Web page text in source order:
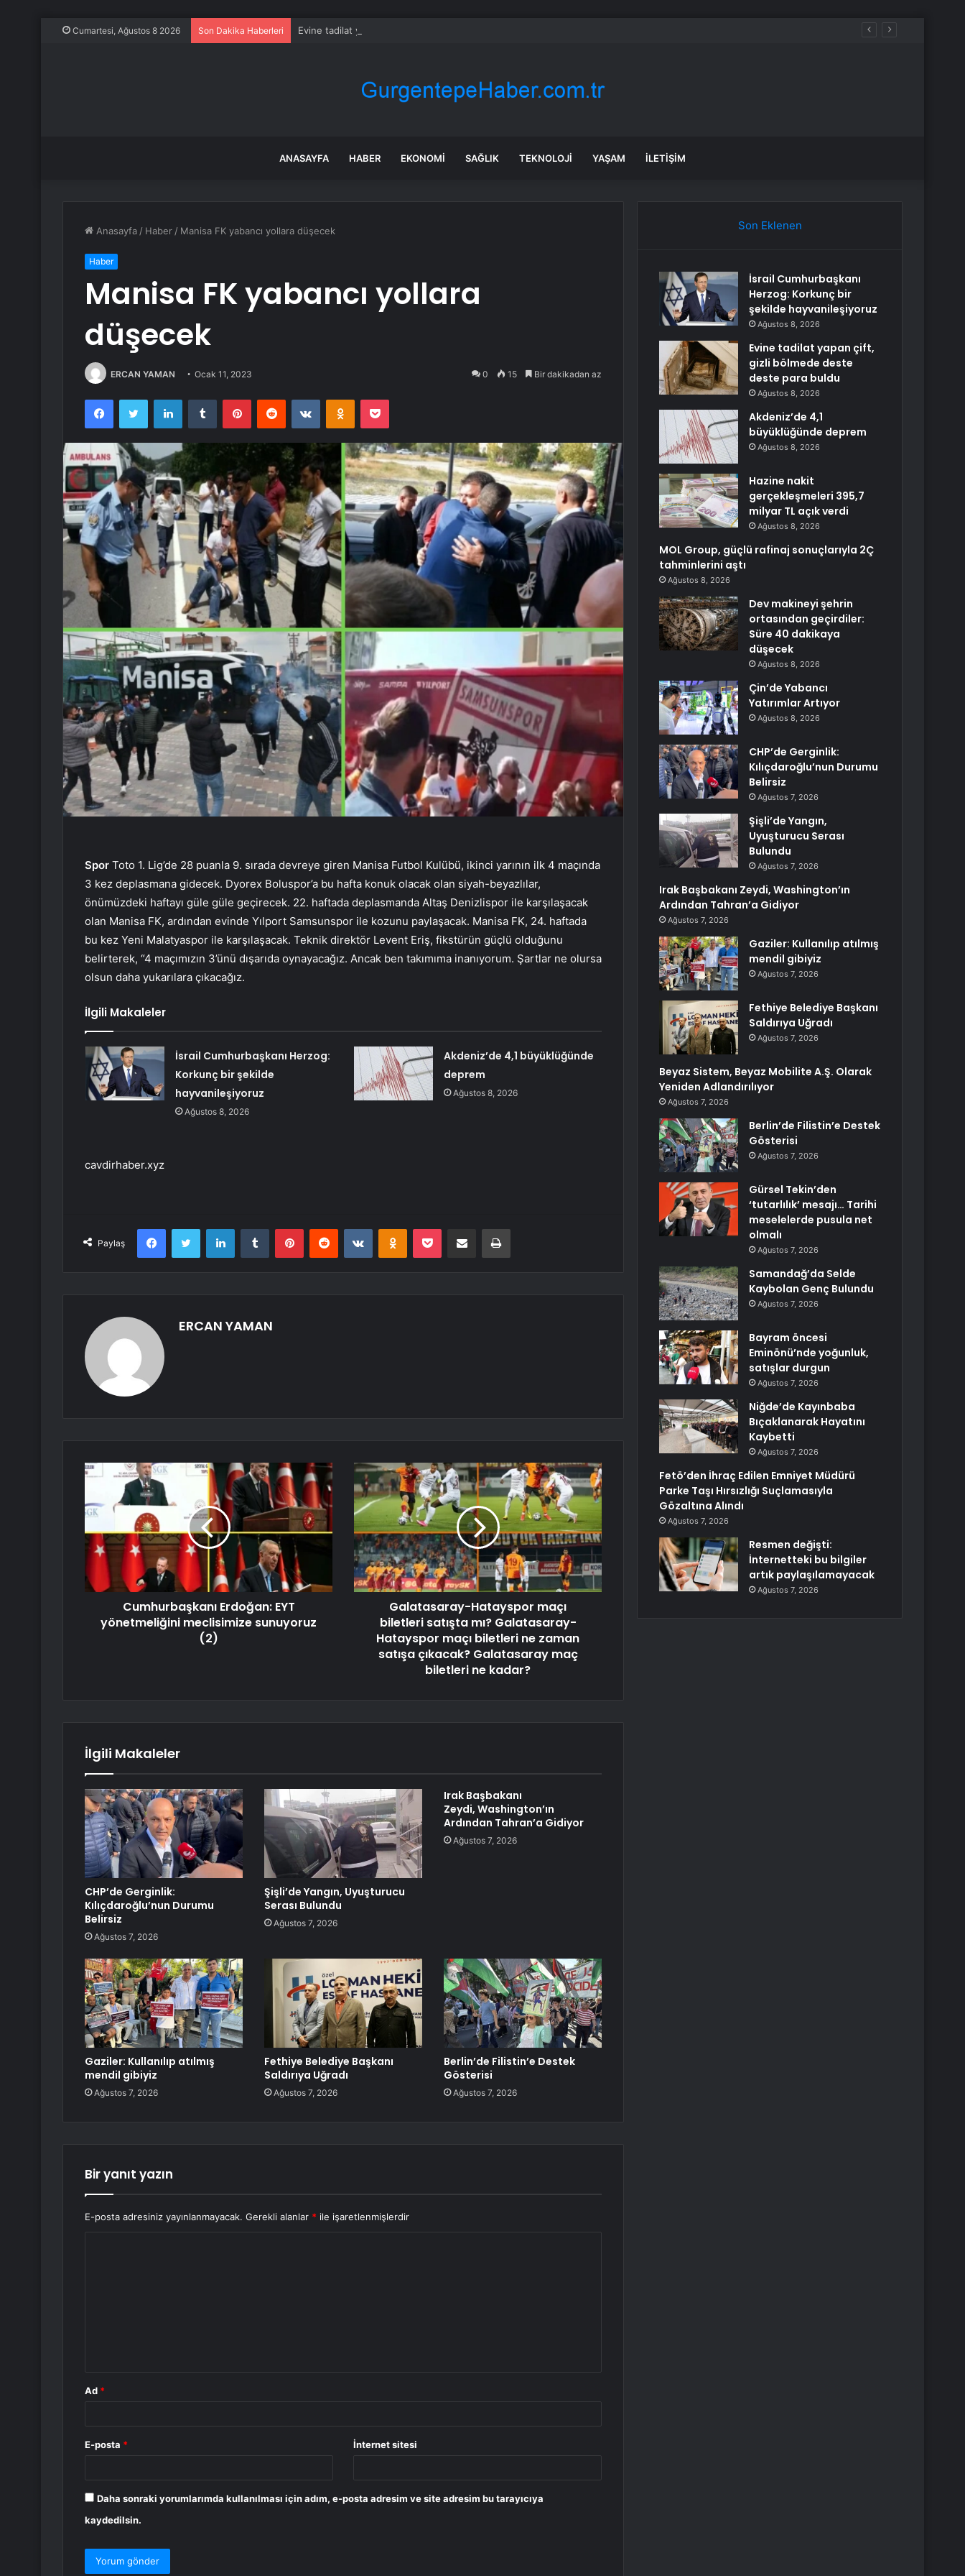
Cumartesi, Ağustos 8 2026 Son Dakika Haberleri Evine tadilat yapan çift, gizli bölmede deste deste para buldu
ANASAYFA HABER EKONOMI SAĞLIK TEKNOLOJI YAŞAM İLETIŞIM
Anasayfa / Haber / Manisa FK yabancı yollara düşecek
Haber
Manisa FK yabancı yollara
düşecek
ERCAN YAMAN Ocak 11, 2023 0 15 Bir dakikadan az
FacebookTwitter LinkedInTumblr PinterestReddit VKontakteOdnoklassniki
Pocket
Spor Toto 1. Lig’de 28 puanla 9. sırada devreye giren Manisa Futbol Kulübü, ikinci yarının ilk 4 maçında
3 kez deplasmana gidecek. Dyorex Boluspor’a bu hafta konuk olacak olan siyah-beyazlılar,
önümüzdeki haftayı güle güle geçirecek. 22. haftada deplasmanda Altaş Denizlispor ile karşılaşacak
olan Manisa FK, ardından evinde Yılport Samsunspor ile kozunu paylaşacak. Manisa FK, 24. haftada
bu kez Yeni Malatyaspor ile karşılaşacak. Teknik direktör Levent Eriş, fikstürün güçlü olduğunu
belirterek, “4 maçımızın 3’ünü dışarıda oynayacağız. Ancak ben takımıma inanıyorum. Şartlar ne olursa
olsun daha yukarılara çıkacağız.
İlgili Makaleler
İsrail Cumhurbaşkanı Herzog:
Korkunç bir şekilde
hayvanileşiyoruz
Ağustos 8, 2026
Akdeniz’de 4,1 büyüklüğünde
deprem
Ağustos 8, 2026
cavdirhaber.xyz
Paylaş
FacebookTwitter LinkedInTumblr PinterestReddit VKontakteOdnoklassniki
Pocket E-Posta ile paylaş Yazdır
ERCAN YAMAN
Cumhurbaşkanı Erdoğan: EYT
yönetmeliğini meclisimize sunuyoruz
(2)
Galatasaray-Hatayspor maçı
biletleri satışta mı? Galatasaray-
Hatayspor maçı biletleri ne zaman
satışa çıkacak? Galatasaray maç
biletleri ne kadar?
İlgili Makaleler
CHP’de Gerginlik:
Kılıçdaroğlu’nun Durumu
Belirsiz
Ağustos 7, 2026
Şişli’de Yangın, Uyuşturucu
Serası Bulundu
Ağustos 7, 2026
Irak Başbakanı
Zeydi, Washington’ın
Ardından Tahran’a Gidiyor
Ağustos 7, 2026
Gaziler: Kullanılıp atılmış
mendil gibiyiz
Ağustos 7, 2026
Fethiye Belediye Başkanı
Saldırıya Uğradı
Ağustos 7, 2026
Berlin’de Filistin’e Destek
Gösterisi
Ağustos 7, 2026
Bir yanıt yazın
E-posta adresiniz yayınlanmayacak. Gerekli alanlar * ile işaretlenmişlerdir
Ad *
E-posta * İnternet sitesi
Daha sonraki yorumlarımda kullanılması için adım, e-posta adresim ve site adresim bu tarayıcıya
kaydedilsin.
Son Eklenen
İsrail Cumhurbaşkanı
Herzog: Korkunç bir
şekilde hayvanileşiyoruz
Ağustos 8, 2026
Evine tadilat yapan çift,
gizli bölmede deste
deste para buldu
Ağustos 8, 2026
Akdeniz’de 4,1
büyüklüğünde deprem
Ağustos 8, 2026
Hazine nakit
gerçekleşmeleri 395,7
milyar TL açık verdi
Ağustos 8, 2026
MOL Group, güçlü rafinaj sonuçlarıyla 2Ç
tahminlerini aştı
Ağustos 8, 2026
Dev makineyi şehrin
ortasından geçirdiler:
Süre 40 dakikaya
düşecek
Ağustos 8, 2026
Çin’de Yabancı
Yatırımlar Artıyor
Ağustos 8, 2026
CHP’de Gerginlik:
Kılıçdaroğlu’nun Durumu
Belirsiz
Ağustos 7, 2026
Şişli’de Yangın,
Uyuşturucu Serası
Bulundu
Ağustos 7, 2026
Irak Başbakanı Zeydi, Washington’ın
Ardından Tahran’a Gidiyor
Ağustos 7, 2026
Gaziler: Kullanılıp atılmış
mendil gibiyiz
Ağustos 7, 2026
Fethiye Belediye Başkanı
Saldırıya Uğradı
Ağustos 7, 2026
Beyaz Sistem, Beyaz Mobilite A.Ş. Olarak
Yeniden Adlandırılıyor
Ağustos 7, 2026
Berlin’de Filistin’e Destek
Gösterisi
Ağustos 7, 2026
Gürsel Tekin’den
‘tutarlılık’ mesajı… Tarihi
meselelerde pusula net
olmalı
Ağustos 7, 2026
Samandağ’da Selde
Kaybolan Genç Bulundu
Ağustos 7, 2026
Bayram öncesi
Eminönü’nde yoğunluk,
satışlar durgun
Ağustos 7, 2026
Niğde’de Kayınbaba
Bıçaklanarak Hayatını
Kaybetti
Ağustos 7, 2026
Fetö’den İhraç Edilen Emniyet Müdürü
Parke Taşı Hırsızlığı Suçlamasıyla
Gözaltına Alındı
Ağustos 7, 2026
Resmen değişti:
İnternetteki bu bilgiler
artık paylaşılamayacak
Ağustos 7, 2026